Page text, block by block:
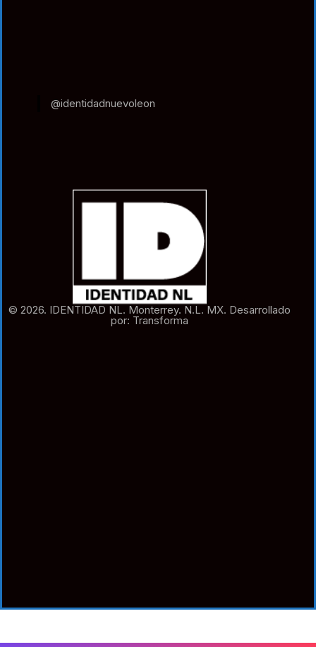
@identidadnuevoleon
© 2026. IDENTIDAD NL. Monterrey. N.L. MX. Desarrollado
por: Transforma